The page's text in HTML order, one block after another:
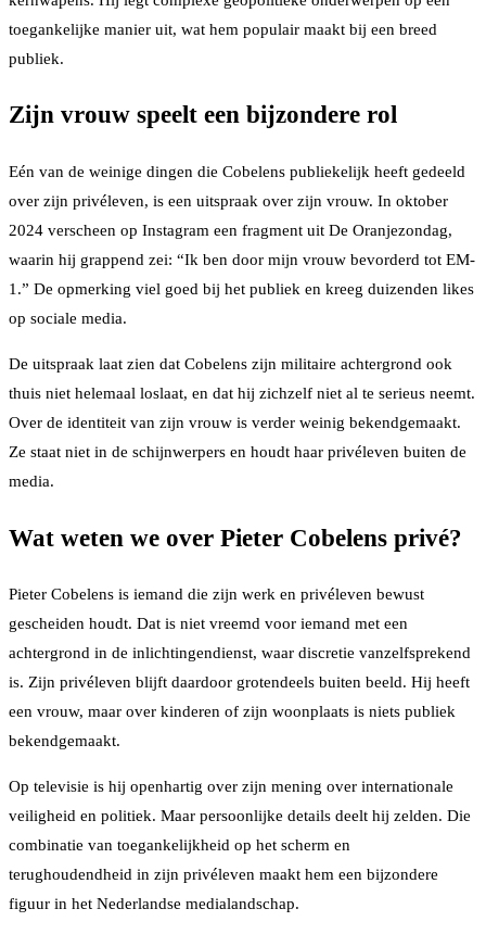
toegankelijke manier uit, wat hem populair maakt bij een breed
publiek.
Zijn vrouw speelt een bijzondere rol
Eén van de weinige dingen die Cobelens publiekelijk heeft gedeeld
over zijn privéleven, is een uitspraak over zijn vrouw. In oktober
2024 verscheen op Instagram een fragment uit De Oranjezondag,
waarin hij grappend zei: “Ik ben door mijn vrouw bevorderd tot EM-
1.” De opmerking viel goed bij het publiek en kreeg duizenden likes
op sociale media.
De uitspraak laat zien dat Cobelens zijn militaire achtergrond ook
thuis niet helemaal loslaat, en dat hij zichzelf niet al te serieus neemt.
Over de identiteit van zijn vrouw is verder weinig bekendgemaakt.
Ze staat niet in de schijnwerpers en houdt haar privéleven buiten de
media.
Wat weten we over Pieter Cobelens privé?
Pieter Cobelens is iemand die zijn werk en privéleven bewust
gescheiden houdt. Dat is niet vreemd voor iemand met een
achtergrond in de inlichtingendienst, waar discretie vanzelfsprekend
is. Zijn privéleven blijft daardoor grotendeels buiten beeld. Hij heeft
een vrouw, maar over kinderen of zijn woonplaats is niets publiek
bekendgemaakt.
Op televisie is hij openhartig over zijn mening over internationale
veiligheid en politiek. Maar persoonlijke details deelt hij zelden. Die
combinatie van toegankelijkheid op het scherm en
terughoudendheid in zijn privéleven maakt hem een bijzondere
figuur in het Nederlandse medialandschap.